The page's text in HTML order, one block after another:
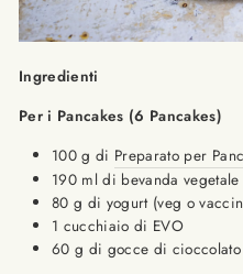
Ingredienti
Per i Pancakes (6 Pancakes)
100 g di Preparato per
190 ml di bevanda
80 g di yogurt (veg o
1 cucchiaio di EVO
60 g di gocce di cioccolato